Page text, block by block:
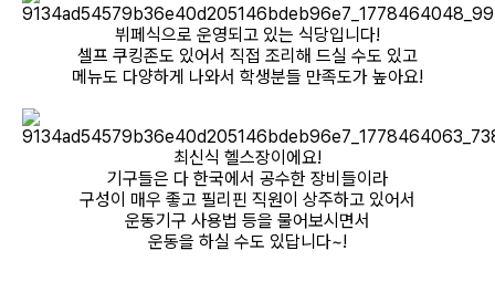
뷔페식으로 운영되고 있는 식당입니다!
셀프 쿠킹존도 있어서 직접 조리해 드실 수도 있고
메뉴도 다양하게 나와서 학생분들 만족도가 높아요!
최신식 헬스장이에요!
기구들은 다 한국에서 공수한 장비들이라
구성이 매우 좋고 필리핀 직원이 상주하고 있어서
운동기구 사용법 등을 물어보시면서
운동을 하실 수도 있답니다~!